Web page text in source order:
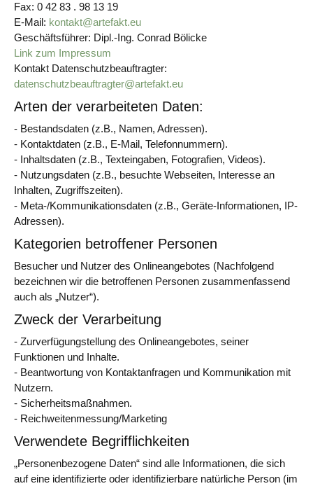
Fax: 0 42 83 . 98 13 19
E-Mail: kontakt@artefakt.eu
Geschäftsführer: Dipl.-Ing. Conrad Bölicke
Link zum Impressum
Kontakt Datenschutzbeauftragter:
datenschutzbeauftragter@artefakt.eu
Arten der verarbeiteten Daten:
- Bestandsdaten (z.B., Namen, Adressen).
- Kontaktdaten (z.B., E-Mail, Telefonnummern).
- Inhaltsdaten (z.B., Texteingaben, Fotografien, Videos).
- Nutzungsdaten (z.B., besuchte Webseiten, Interesse an
Inhalten, Zugriffszeiten).
- Meta-/Kommunikationsdaten (z.B., Geräte-Informationen, IP-
Adressen).
Kategorien betroffener Personen
Besucher und Nutzer des Onlineangebotes (Nachfolgend
bezeichnen wir die betroffenen Personen zusammenfassend
auch als „Nutzer“).
Zweck der Verarbeitung
- Zurverfügungstellung des Onlineangebotes, seiner
Funktionen und Inhalte.
- Beantwortung von Kontaktanfragen und Kommunikation mit
Nutzern.
- Sicherheitsmaßnahmen.
- Reichweitenmessung/Marketing
Verwendete Begrifflichkeiten
„Personenbezogene Daten“ sind alle Informationen, die sich
auf eine identifizierte oder identifizierbare natürliche Person (im